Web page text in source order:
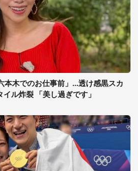
本木でのお仕事前」...透け感黒スカ
ル炸裂 「美し過ぎです」